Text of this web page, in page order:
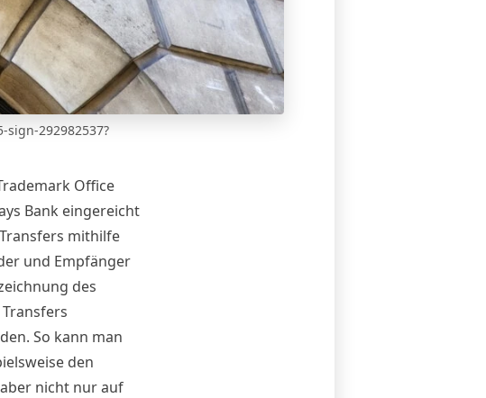
292982537?
Office
Bank eingereicht
mithilfe
und Empfänger
des
So kann man
den
nicht nur auf